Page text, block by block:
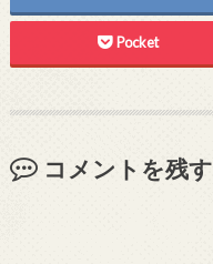
Pocket
コメントを残す